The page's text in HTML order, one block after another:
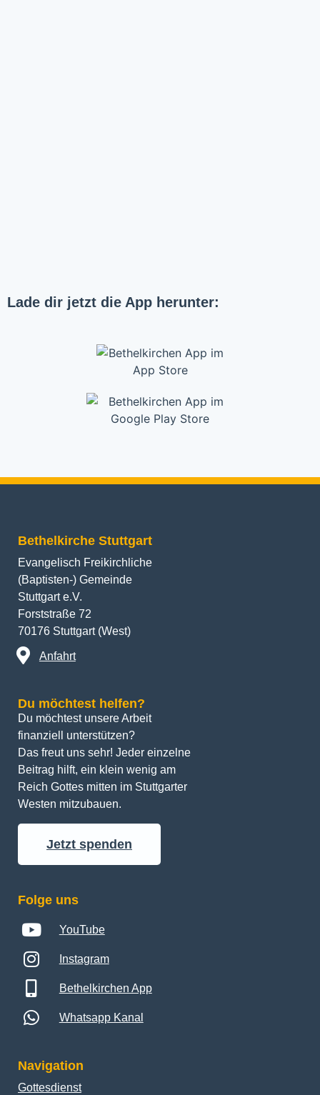
Lade dir jetzt die App herunter:
Bethelkirche Stuttgart
Evangelisch Freikirchliche
(Baptisten-) Gemeinde
Stuttgart e.V.
Forststraße 72
70176 Stuttgart (West)
Anfahrt
Du möchtest helfen?
Du möchtest unsere Arbeit
finanziell unterstützen?
Das freut uns sehr! Jeder einzelne
Beitrag hilft, ein klein wenig am
Reich Gottes mitten im Stuttgarter
Westen mitzubauen.
Jetzt spenden
Folge uns
YouTube
Instagram
Bethelkirchen App
Whatsapp Kanal
Navigation
Gottesdienst